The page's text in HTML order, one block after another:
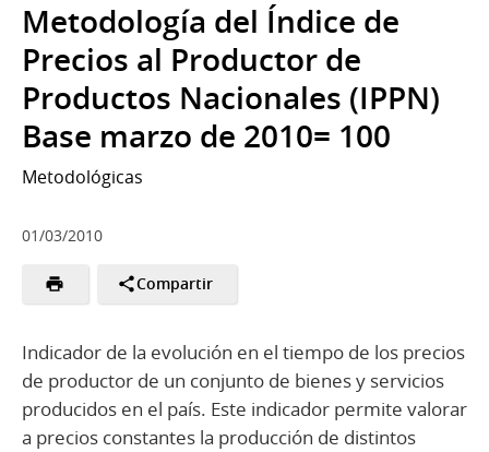
Metodología del Índice de
Precios al Productor de
Productos Nacionales (IPPN)
Base marzo de 2010= 100
Metodológicas
01/03/2010
Compartir
Indicador de la evolución en el tiempo de los precios
de productor de un conjunto de bienes y servicios
producidos en el país. Este indicador permite valorar
a precios constantes la producción de distintos